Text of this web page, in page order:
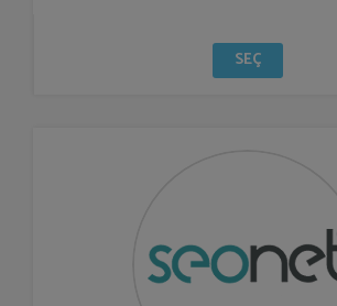
SEÇ